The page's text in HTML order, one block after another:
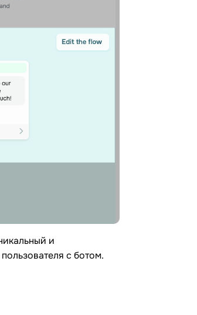
и
с ботом.